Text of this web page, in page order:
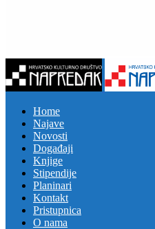
Home
Najave
Novosti
Događaji
Knjige
Stipendije
Planinari
Kontakt
Pristupnica
O nama